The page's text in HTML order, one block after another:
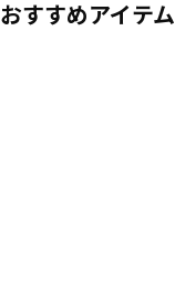
おすすめアイテム